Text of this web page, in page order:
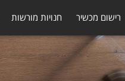
רישום מכשיר חנויות מורשות